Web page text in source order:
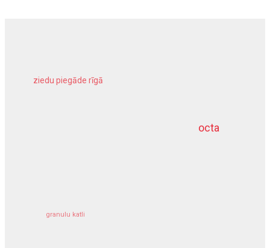
octa
ziedu piegāde rīgā
granulu katli
dziļurbums